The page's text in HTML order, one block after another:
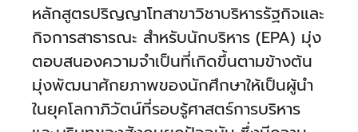
หลักสูตรปริญญาโทสาขาวิชาบริหารรัฐกิจและ
กิจการสาธารณะ สำหรับนักบริหาร (EPA) มุ่ง
ตอบสนองความจำเป็นที่เกิดขึ้นตามข้างต้น
มุ่งพัฒนาศักยภาพของนักศึกษาให้เป็นผู้นำ
ในยุคโลกาภิวัตน์ที่รอบรู้ศาสตร์การบริหาร